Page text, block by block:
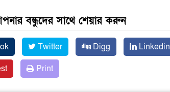
বন্ধুদের সাথে শেয়ার করুন
Twitter Digg Linkedin
Print